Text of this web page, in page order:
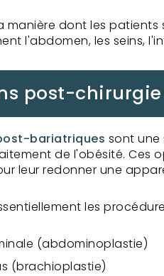
manière dont les
l'abdomen, les seins,
post-
bariatriques sont une
de l'obésité. Ces
leur redonner une
les
(abdominoplastie)
(brachioplastie)